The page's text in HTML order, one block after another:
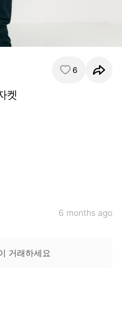
6
켓
6 months ago
거래하세요